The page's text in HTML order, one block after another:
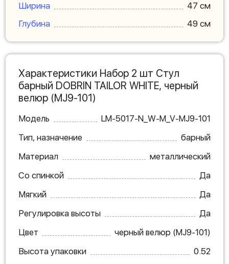
Ширина
47 см
Глубина
49 см
Характеристики Набор 2 шт Стул
барный DOBRIN TAILOR WHITE, черный
велюр (MJ9-101)
Модель
LM-5017-N_W-M_V-MJ9-101
Тип, назначение
барный
Материал
металлический
Со спинкой
Да
Мягкий
Да
Регулировка высоты
Да
Цвет
черный велюр (MJ9-101)
Высота упаковки
0.52